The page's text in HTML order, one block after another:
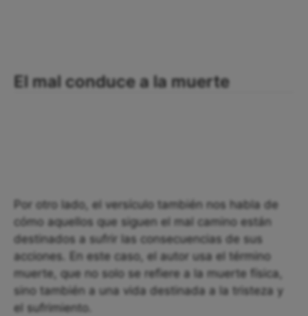
El mal conduce a la muerte
Por otro lado, el versículo también nos habla de
cómo aquellos que siguen el mal camino están
destinados a sufrir las consecuencias de sus
acciones. En este caso, el autor usa el término
muerte, que no solo se refiere a la muerte física,
sino también a una vida destinada a la tristeza y
el sufrimiento.